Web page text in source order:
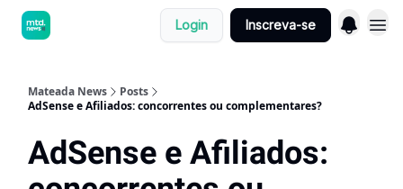
Login Inscreva-se
Mateada News
Posts
AdSense e Afiliados: concorrentes ou complementares?
AdSense e Afiliados: